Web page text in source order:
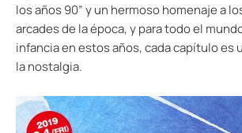
los años 90” y un hermoso homenaje a
arcades de la época, y para todo el
infancia en estos años, cada capítulo es
la nostalgia.